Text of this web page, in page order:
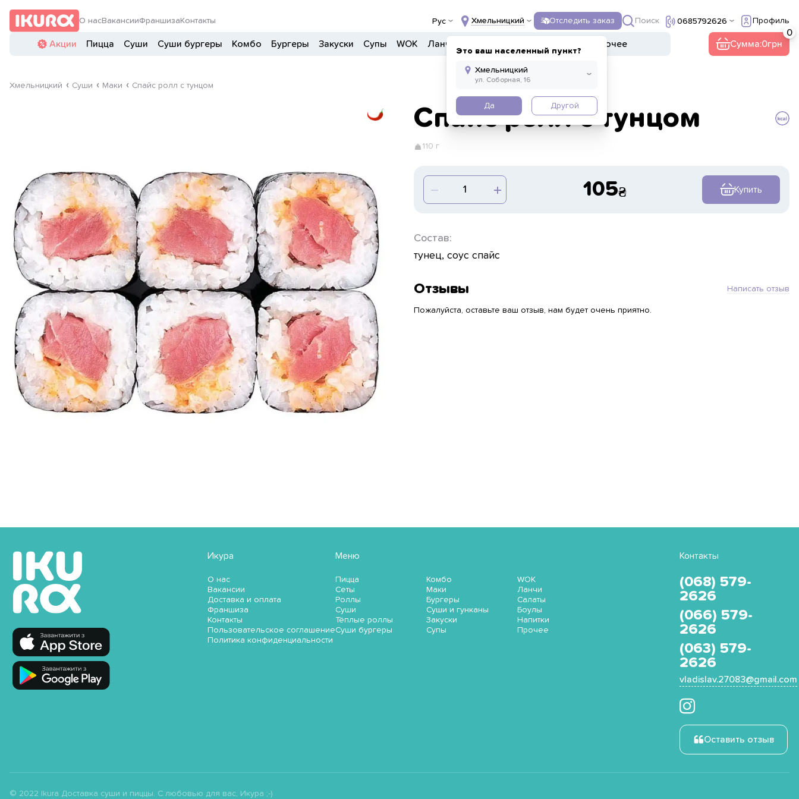
О насВакансииФраншиза Контакты Рус Хмельницкий
Это ваш населенный пункт?
Да Другой
Отследить заказ Поиск 0685792626 Профиль
Акции Пицца Суши Суши бургеры Комбо Бургеры Закуски Супы WOK Ланчи Прочее Сумма:0
Хмельницкий Суши Маки Спайс ролл с тунцом
Спайс ролл с тунцом
110 г
105 Купить
Состав:
тунец, соус спайс
Отзывы Написать отзыв
Пожалуйста, оставьте ваш отзыв, нам будет очень приятно.
Икура
О нас
Вакансии
Доставка и оплата
Франшиза
Контакты
Пользовательское соглашение
Политика конфиденциальности
Меню
Пицца
Сеты
Роллы
Суши
Тёплые роллы
Суши бургеры
Комбо
Маки
Бургеры
Суши и гунканы
Закуски
Супы
WOK
Ланчи
Салаты
Боулы
Напитки
Прочее
Контакты
(068) 579-
2626
(066) 579-
2626
(063) 579-
2626
vladislav.27083@gmail.com
Оставить отзыв
© 2022 Ikura Доставка суши и пиццы. С любовью для вас, Икура ;-)